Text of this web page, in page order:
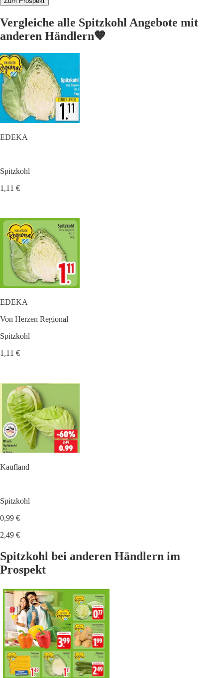
Vergleiche alle Spitzkohl Angebote mit
anderen Händlern🧡
EDEKA
Spitzkohl
1,11 €
EDEKA
Von Herzen Regional
Spitzkohl
1,11 €
Kaufland
Spitzkohl
0,99 €
2,49 €
Spitzkohl bei anderen Händlern im
Prospekt